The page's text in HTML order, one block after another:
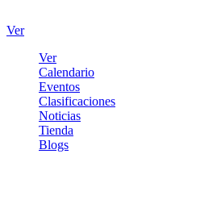
Ver
Ver
Calendario
Eventos
Clasificaciones
Noticias
Tienda
Blogs